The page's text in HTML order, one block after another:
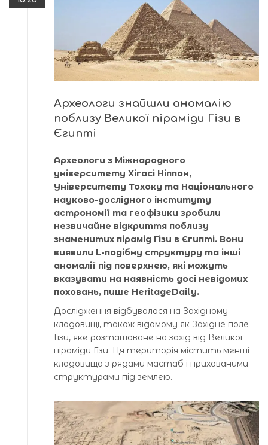
Археологи знайшли аномалію
поблизу Великої піраміди Гізи в
Єгипті
Археологи з Міжнародного
університету Хігасі Ніппон,
Університету Тохоку та Національного
науково-дослідного інституту
астрономії та геофізики зробили
незвичайне відкриття поблизу
знаменитих пірамід Гізи в Єгипті. Вони
виявили L-подібну структуру та інші
аномалії під поверхнею, які можуть
вказувати на наявність досі невідомих
поховань, пише HeritageDaily.
Дослідження відбувалося на Західному
кладовищі, також відомому як Західне поле
Гізи, яке розташоване на захід від Великої
піраміди Гізи. Ця територія містить менші
кладовища з рядами мастаб і прихованими
структурами під землею.